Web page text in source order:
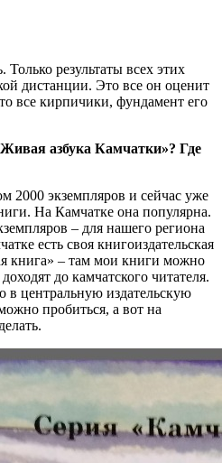
результаты всех этих
дистанции. Это все он оценит
все кирпичики, фундамент его
азбука Камчатки»? Где
2000 экземпляров и сейчас уже
На Камчатке она популярна.
– для нашего региона
есть своя книгоиздательская
книга» – там мои книги можно
до камчатского читателя.
в центральную издательскую
пробиться, а вот на